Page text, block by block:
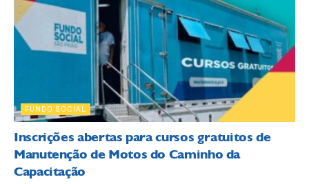
FUNDO SOCIAL
Inscrições abertas para cursos gratuitos de
Manutenção de Motos do Caminho da
Capacitação